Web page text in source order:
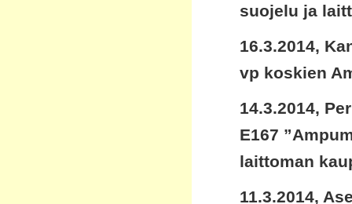
suojelu ja
16.3.2014,
vp koskien
14.3.2014,
E167
laittoman
11.3.2014,